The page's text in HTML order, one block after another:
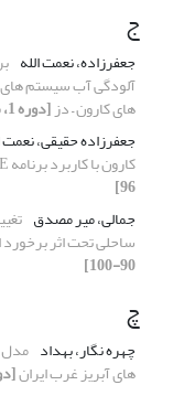
ج
جعفرزاده، نعمت الله
آلودگی آب سیستم های
های کارون – دز[دوره 1، شماره 1، 1384، صفحه 12-28]
جعفرزاده حقیقی، نعمت
کارون با کاربرد برنامه Qual2E
96]
جمالی، میر مصدق
ساحلی تحت اثر
90-100]
چ
چهره نگار، بهداد مدل
های آبریز غرب ایران[دوره 1،